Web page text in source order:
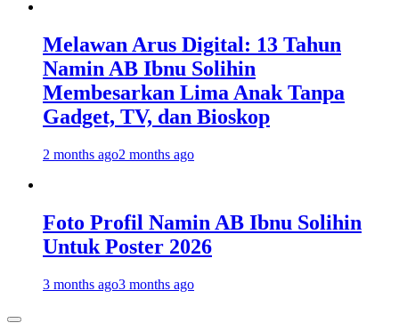
Melawan Arus Digital: 13 Tahun
Namin AB Ibnu Solihin
Membesarkan Lima Anak Tanpa
Gadget, TV, dan Bioskop
2 months ago2 months ago
Foto Profil Namin AB Ibnu Solihin
Untuk Poster 2026
3 months ago3 months ago